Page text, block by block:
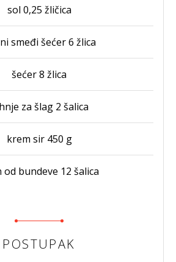
sol 0,25 žličica
smeđi šećer 6 žlica
šećer 8 žlica
za šlag 2 šalica
krem sir 450 g
od bundeve 12 šalica
POSTUPAK